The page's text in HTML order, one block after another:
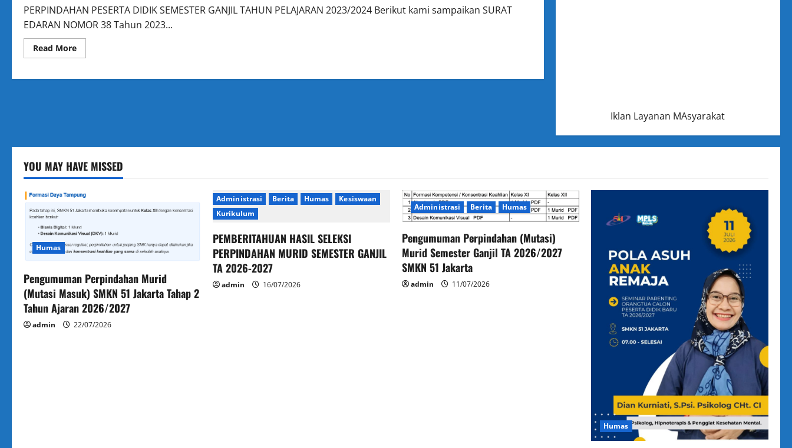
PERPINDAHAN PESERTA DIDIK SEMESTER GANJIL TAHUN PELAJARAN 2023/2024 Berikut kami sampaikan SURAT
EDARAN NOMOR 38 Tahun 2023...
Read MoreRead
more
MUTASI
Iklan Layanan MAsyarakat
YOU MAY HAVE MISSED
Humas
Pengumuman Perpindahan Murid
(Mutasi Masuk) SMKN 51 Jakarta Tahap 2
Tahun Ajaran 2026/2027
admin 22/07/2026
Administrasi Berita Humas
Kesiswaan
Kurikulum
PEMBERITAHUAN HASIL SELEKSI
PERPINDAHAN MURID SEMESTER GANJIL
TA 2026-2027
admin 16/07/2026
Administrasi Berita Humas
Pengumuman Perpindahan (Mutasi)
Murid Semester Ganjil TA 2026/2027
SMKN 51 Jakarta
admin 11/07/2026
Humas